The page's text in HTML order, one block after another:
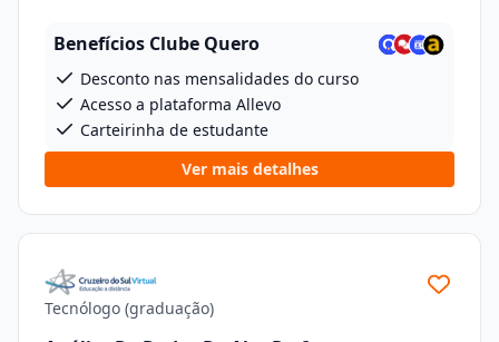
Benefícios Clube Quero
Desconto nas mensalidades do curso
Acesso a plataforma Allevo
Carteirinha de estudante
Ver mais detalhes
Tecnólogo (graduação)